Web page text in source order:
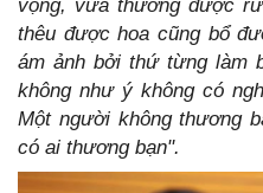
vọng, vừa thưởng được
thêu được hoa cũng bổ
ám ảnh bởi thứ từng làm
không như ý không có
Một người không thương
có ai thương bạn".